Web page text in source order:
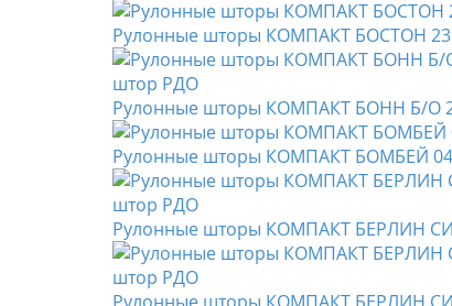
Рулонные шторы КОМПАКТ БОСТОН
Рулонные шторы КОМПАКТ БОНН Б/О
Рулонные шторы КОМПАКТ БОМБЕЙ 04
Рулонные шторы КОМПАКТ БЕРЛИН